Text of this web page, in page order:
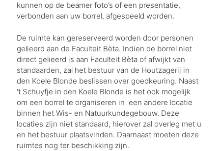
kunnen op de beamer foto’s of een presentatie,
verbonden aan uw borrel, afgespeeld worden.
De ruimte kan gereserveerd worden door personen
gelieerd aan de Faculteit Bèta. Indien de borrel niet
direct gelieerd is aan Faculteit Bèta of afwijkt van
standaarden, zal het bestuur van de Houtzagerij in
den Koele Blonde beslissen over goedkeuring. Naast
't Schuyfje in den Koele Blonde is het ook mogelijk
om een borrel te organiseren in een andere locatie
binnen het Wis- en Natuurkundegebouw. Deze
locaties zijn niet standaard, hierover zal overleg met u
en het bestuur plaatsvinden. Daarnaast moeten deze
ruimtes nog ter beschikking zijn.